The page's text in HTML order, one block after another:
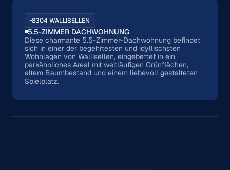
8304 WALLISELLEN
5.5-ZIMMER DACHWOHNUNG
Diese charmante 5.5-Zimmer-Dachwohnung befindet
sich in einer der begehrtesten und idyllischsten
Wohnlagen von Wallisellen, eingebettet in ein
parkähnliches Areal mit weitläufigen Grünflächen,
altem Baumbestand und einem liebevoll gestalteten
Spielplatz.